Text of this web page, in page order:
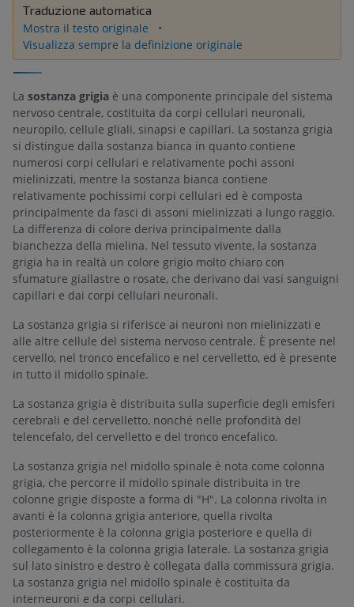
Traduzione automatica
Mostra il testo originale
Visualizza sempre la definizione originale
La sostanza grigia è una componente principale del sistema
nervoso centrale, costituita da corpi cellulari neuronali,
neuropilo, cellule gliali, sinapsi e capillari. La sostanza grigia
si distingue dalla sostanza bianca in quanto contiene
numerosi corpi cellulari e relativamente pochi assoni
mielinizzati, mentre la sostanza bianca contiene
relativamente pochissimi corpi cellulari ed è composta
principalmente da fasci di assoni mielinizzati a lungo raggio.
La differenza di colore deriva principalmente dalla
bianchezza della mielina. Nel tessuto vivente, la sostanza
grigia ha in realtà un colore grigio molto chiaro con
sfumature giallastre o rosate, che derivano dai vasi sanguigni
capillari e dai corpi cellulari neuronali.
La sostanza grigia si riferisce ai neuroni non mielinizzati e
alle altre cellule del sistema nervoso centrale. È presente nel
cervello, nel tronco encefalico e nel cervelletto, ed è presente
in tutto il midollo spinale.
La sostanza grigia è distribuita sulla superficie degli emisferi
cerebrali e del cervelletto, nonché nelle profondità del
telencefalo, del cervelletto e del tronco encefalico.
La sostanza grigia nel midollo spinale è nota come colonna
grigia, che percorre il midollo spinale distribuita in tre
colonne grigie disposte a forma di "H". La colonna rivolta in
avanti è la colonna grigia anteriore, quella rivolta
posteriormente è la colonna grigia posteriore e quella di
collegamento è la colonna grigia laterale. La sostanza grigia
sul lato sinistro e destro è collegata dalla commissura grigia.
La sostanza grigia nel midollo spinale è costituita da
interneuroni e da corpi cellulari.